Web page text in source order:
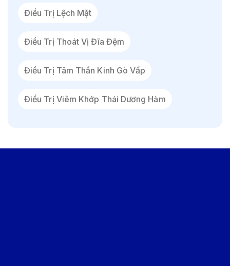
Điều Trị Lệch Mặt
Điều Trị Thoát Vị Đĩa Đệm
Điều Trị Tâm Thần Kinh Gò Vấp
Điều Trị Viêm Khớp Thái Dương Hàm